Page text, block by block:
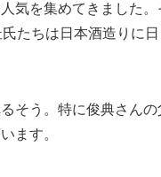
気を集めてきました。
たちは日本酒造りに日
そう。特に俊典さんの
ます。